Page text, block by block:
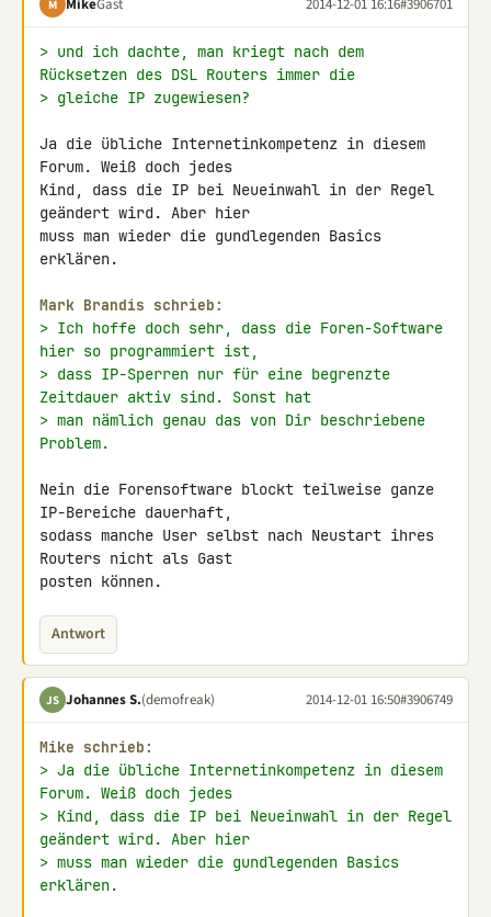
M
> und ich dachte, man kriegt nach dem
Rücksetzen des DSL Routers immer die
> gleiche IP zugewiesen?
Ja die übliche Internetinkompetenz in diesem
Forum. Weiß doch jedes
Kind, dass die IP bei Neueinwahl in der Regel
geändert wird. Aber hier
muss man wieder die gundlegenden Basics
erklären.
Mark Brandis schrieb:
> Ich hoffe doch sehr, dass die Foren-Software
hier so programmiert ist,
> dass IP-Sperren nur für eine begrenzte
Zeitdauer aktiv sind. Sonst hat
> man nämlich genau das von Dir beschriebene
Problem.
Nein die Forensoftware blockt teilweise ganze
IP-Bereiche dauerhaft,
sodass manche User selbst nach Neustart ihres
Routers nicht als Gast
posten können.
Antwort
JS Johannes S.(demofreak) 2014-12-01 16:50#3906749
Mike schrieb:
> Ja die übliche Internetinkompetenz in diesem
Forum. Weiß doch jedes
> Kind, dass die IP bei Neueinwahl in der Regel
geändert wird. Aber hier
> muss man wieder die gundlegenden Basics
erklären.